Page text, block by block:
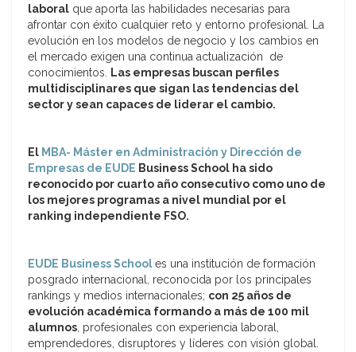
laboral que aporta las habilidades necesarias para
afrontar con éxito cualquier reto y entorno profesional. La
evolución en los modelos de negocio y los cambios en
el mercado exigen una continua actualización de
conocimientos. Las empresas buscan perfiles
multidisciplinares que sigan las tendencias del
sector y sean capaces de liderar el cambio.
El MBA- Máster en Administración y Dirección de
Empresas de EUDE Business School ha sido
reconocido por cuarto año consecutivo como uno de
los mejores programas a nivel mundial por el
ranking independiente FSO.
EUDE Business Schooles una institución de formación
posgrado internacional, reconocida por los principales
rankings y medios internacionales; con 25 años de
evolución académica formando a más de 100 mil
alumnos, profesionales con experiencia laboral,
emprendedores, disruptores y líderes con visión global.